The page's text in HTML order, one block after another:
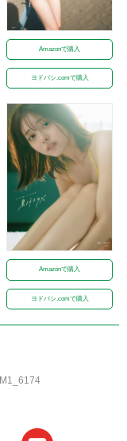
Amazonで購入
ヨドバシ.comで購入
Amazonで購入
ヨドバシ.comで購入